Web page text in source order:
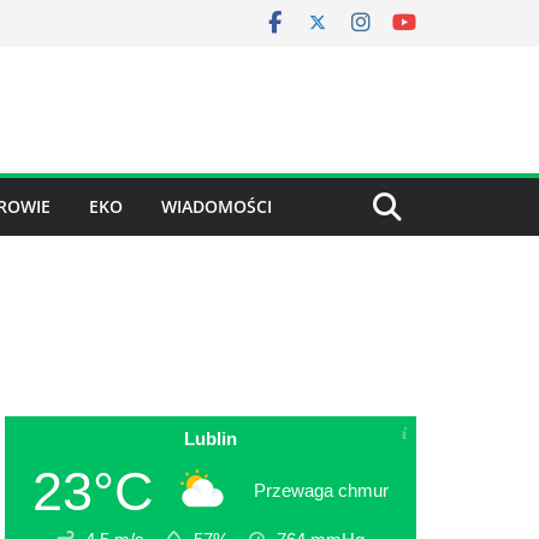
EKO WIADOMOŚCI
Lublin
23°C Przewaga chmur